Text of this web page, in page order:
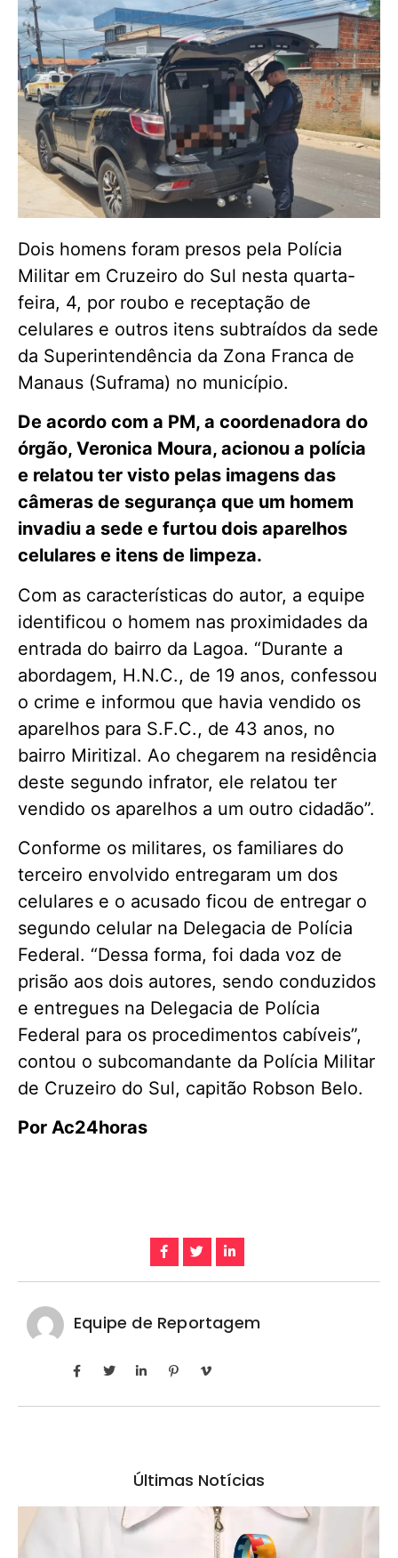
Dois homens foram presos pela Polícia
Militar em Cruzeiro do Sul nesta quarta-
feira, 4, por roubo e receptação de
celulares e outros itens subtraídos da sede
da Superintendência da Zona Franca de
Manaus (Suframa) no município.
De acordo com a PM, a coordenadora do
órgão, Veronica Moura, acionou a polícia
e relatou ter visto pelas imagens das
câmeras de segurança que um homem
invadiu a sede e furtou dois aparelhos
celulares e itens de limpeza.
Com as características do autor, a equipe
identificou o homem nas proximidades da
entrada do bairro da Lagoa. “Durante a
abordagem, H.N.C., de 19 anos, confessou
o crime e informou que havia vendido os
aparelhos para S.F.C., de 43 anos, no
bairro Miritizal. Ao chegarem na residência
deste segundo infrator, ele relatou ter
vendido os aparelhos a um outro cidadão”.
Conforme os militares, os familiares do
terceiro envolvido entregaram um dos
celulares e o acusado ficou de entregar o
segundo celular na Delegacia de Polícia
Federal. “Dessa forma, foi dada voz de
prisão aos dois autores, sendo conduzidos
e entregues na Delegacia de Polícia
Federal para os procedimentos cabíveis”,
contou o subcomandante da Polícia Militar
de Cruzeiro do Sul, capitão Robson Belo.
Por Ac24horas
Equipe de Reportagem
Últimas Notícias